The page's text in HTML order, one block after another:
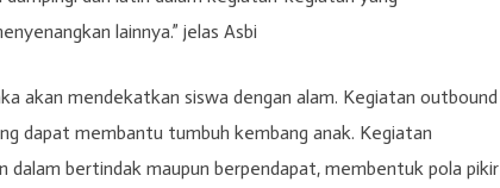
lainnya.” jelas Asbi
akan mendekatkan siswa dengan alam. Kegiatan outbound
dapat membantu tumbuh kembang anak. Kegiatan
bertindak maupun berpendapat, membentuk pola pikir